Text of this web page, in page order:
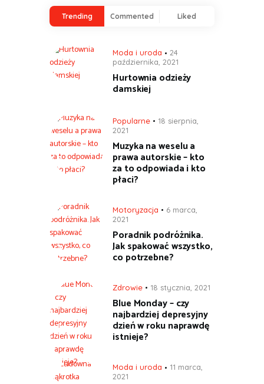
Trending Commented Liked
Moda i uroda
24
października, 2021
Hurtownia odzieży
damskiej
Popularne
18 sierpnia,
2021
Muzyka na weselu a
prawa autorskie – kto
za to odpowiada i kto
płaci?
Motoryzacja
6 marca,
2021
Poradnik podróżnika.
Jak spakować wszystko,
co potrzebne?
Zdrowie 18 stycznia, 2021
Blue Monday – czy
najbardziej depresyjny
dzień w roku naprawdę
istnieje?
Moda i uroda
11 marca,
2021